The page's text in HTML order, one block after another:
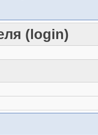
(login)